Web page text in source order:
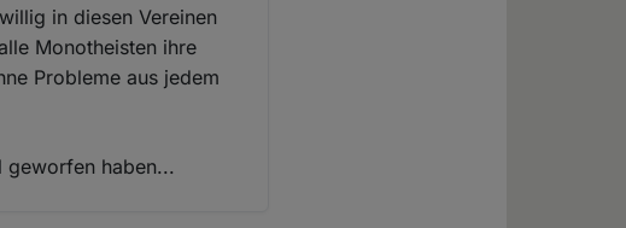
in diesen Vereinen
Monotheisten ihre
Probleme aus jedem
haben...